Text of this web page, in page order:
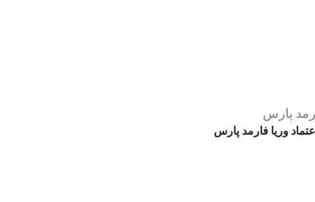
وریا فارمد پارس